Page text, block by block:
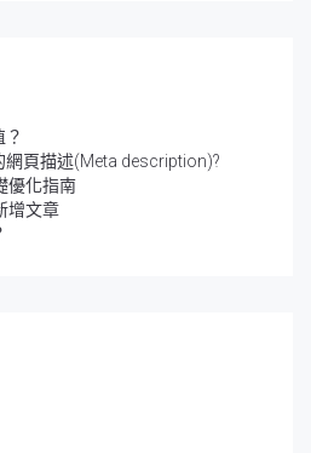
頁描述(Meta description)?
優化指南
增文章